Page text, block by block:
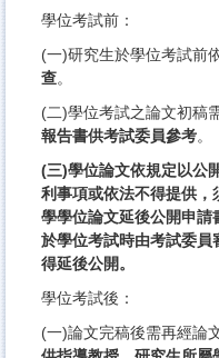
學位考試前：
(一)研究生於學位考試前
查。
(二)學位考試之論文初稿
報告書供考試委員參考。
(三)學位論文依規定以公
利事項或依法不得提供
學學位論文延後公開申請
於學位考試時由考試委員
得延後公開。
學位考試後：
(一)論文完稿後需再經論